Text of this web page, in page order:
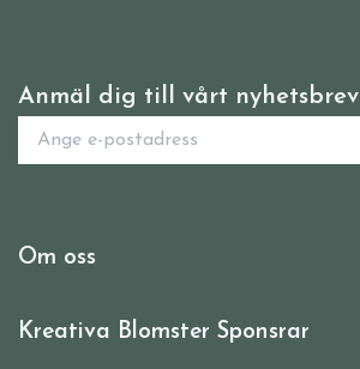
Anmäl dig till vårt nyhetsbrev
Om oss
Kreativa Blomster Sponsrar